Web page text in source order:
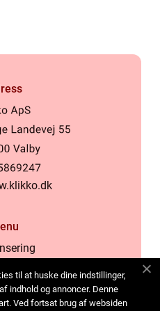
oss
til at huske dine indstillinger,
indhold og annoncer. Denne
Ved fortsat brug af websiden